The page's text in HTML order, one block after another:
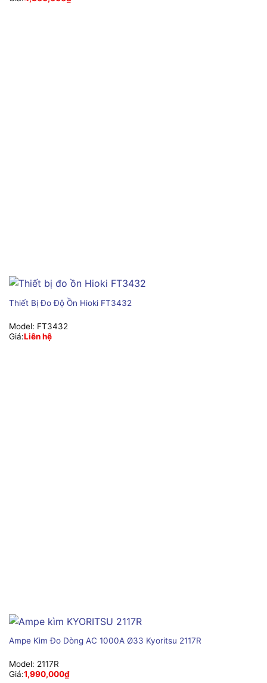
Thiết Bị Đo Độ Ồn Hioki FT3432
Model: FT3432
Giá:Liên hệ
Ampe Kìm Đo Dòng AC 1000A Ø33 Kyoritsu 2117R
Model: 2117R
Giá:1,990,000₫